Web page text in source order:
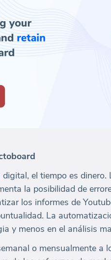
el tiempo es
la posibilidad de
los informes de
La
y menos en el análisis
o mensualmente a